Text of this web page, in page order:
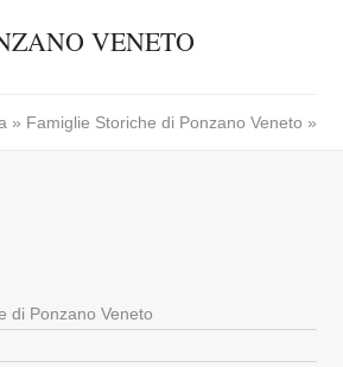
VENETO
» Famiglie Storiche di Ponzano Veneto »
di Ponzano Veneto